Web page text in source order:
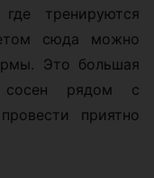
тренируются
сюда можно
Это большая
сосен рядом с
приятно